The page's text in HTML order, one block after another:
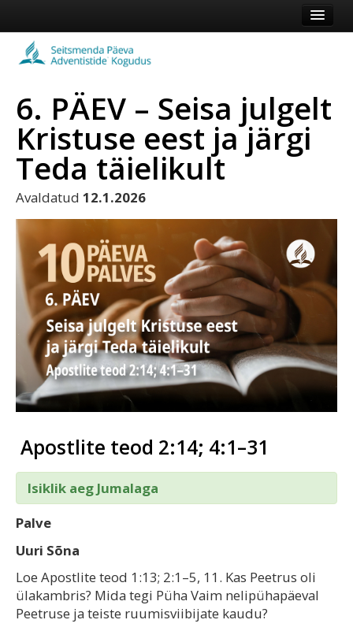
Koduleht
Vaata veel
Logi sisse või registreeru
6. PÄEV – Seisa julgelt
Kristuse eest ja järgi
Teda täielikult
Avaldatud 12.1.2026
Apostlite teod 2:14; 4:1–31
Isiklik aeg Jumalaga
Palve
Uuri Sõna
Loe Apostlite teod 1:13; 2:1–5, 11. Kas Peetrus oli
ülakambris? Mida tegi Püha Vaim nelipühapäeval
Peetruse ja teiste ruumisviibijate kaudu?